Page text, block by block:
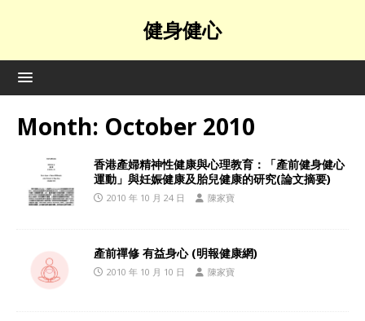
健身健心
Month: October 2010
香港產婦精神性健康與心理教育：「產前健身健心
運動」與妊娠健康及胎兒健康的研究(論文摘要)
2010 年 10 月 24 日 陳家寶
產前禪修 有益身心 (明報健康網)
2010 年 10 月 10 日 陳家寶